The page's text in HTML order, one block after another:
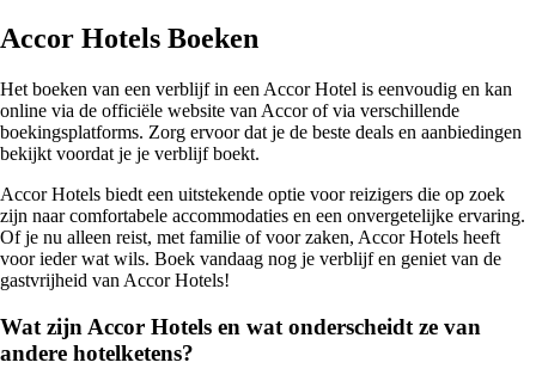
Accor Hotels Boeken
Het boeken van een verblijf in een Accor Hotel is eenvoudig en kan
online via de officiële website van Accor of via verschillende
boekingsplatforms. Zorg ervoor dat je de beste deals en aanbiedingen
bekijkt voordat je je verblijf boekt.
Accor Hotels biedt een uitstekende optie voor reizigers die op zoek
zijn naar comfortabele accommodaties en een onvergetelijke ervaring.
Of je nu alleen reist, met familie of voor zaken, Accor Hotels heeft
voor ieder wat wils. Boek vandaag nog je verblijf en geniet van de
gastvrijheid van Accor Hotels!
Wat zijn Accor Hotels en wat onderscheidt ze van
andere hotelketens?